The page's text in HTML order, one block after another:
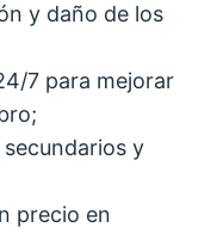
y daño de los
7 para mejorar
y
precio en